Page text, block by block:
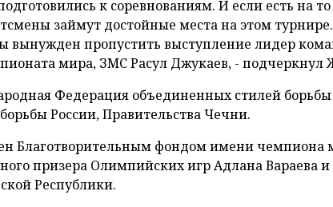
к соревнованиям. И если есть на
займут достойные места на этом
вынужден пропустить выступление лидер
мира, ЗМС Расул Джукаев, - подчеркнул
Федерация объединенных стилей
России, Правительства Чечни.
Благотворительным фондом имени чемпиона
призера Олимпийских игр Адлана Вараева и
Республики.